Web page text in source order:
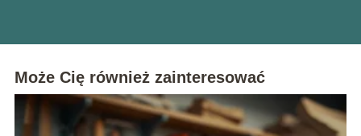
Może Cię również zainteresować